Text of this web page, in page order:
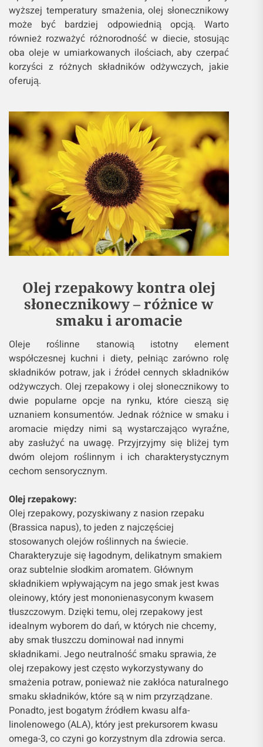
wyższej temperatury smażenia, olej słonecznikowy
może być bardziej odpowiednią opcją. Warto
również rozważyć różnorodność w diecie, stosując
oba oleje w umiarkowanych ilościach, aby czerpać
korzyści z różnych składników odżywczych, jakie
oferują.
Olej rzepakowy kontra olej
słonecznikowy – różnice w
smaku i aromacie
Oleje roślinne stanowią istotny element
współczesnej kuchni i diety, pełniąc zarówno rolę
składników potraw, jak i źródeł cennych składników
odżywczych. Olej rzepakowy i olej słonecznikowy to
dwie popularne opcje na rynku, które cieszą się
uznaniem konsumentów. Jednak różnice w smaku i
aromacie między nimi są wystarczająco wyraźne,
aby zasłużyć na uwagę. Przyjrzyjmy się bliżej tym
dwóm olejom roślinnym i ich charakterystycznym
cechom sensorycznym.
Olej rzepakowy:
Olej rzepakowy, pozyskiwany z nasion rzepaku
(Brassica napus), to jeden z najczęściej
stosowanych olejów roślinnych na świecie.
Charakteryzuje się łagodnym, delikatnym smakiem
oraz subtelnie słodkim aromatem. Głównym
składnikiem wpływającym na jego smak jest kwas
oleinowy, który jest mononienasyconym kwasem
tłuszczowym. Dzięki temu, olej rzepakowy jest
idealnym wyborem do dań, w których nie chcemy,
aby smak tłuszczu dominował nad innymi
składnikami. Jego neutralność smaku sprawia, że
olej rzepakowy jest często wykorzystywany do
smażenia potraw, ponieważ nie zakłóca naturalnego
smaku składników, które są w nim przyrządzane.
Ponadto, jest bogatym źródłem kwasu alfa-
linolenowego (ALA), który jest prekursorem kwasu
omega-3, co czyni go korzystnym dla zdrowia serca.